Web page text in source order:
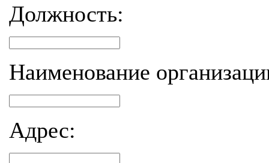
Должность:
Наименование
Адрес: